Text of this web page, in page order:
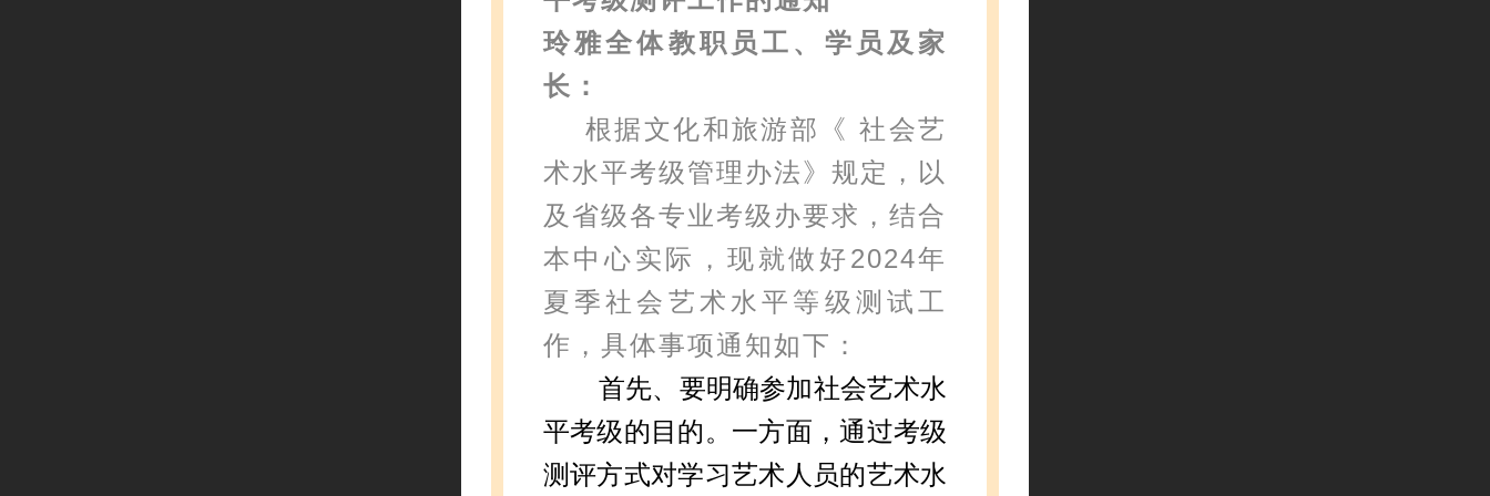
玲雅全体教职员工、学员及家
长：
根据文化和旅游部《 社会艺
术水平考级管理办法》规定，以
及省级各专业考级办要求，结合
本中心实际，现就做好2024年
夏季社会艺术水平等级测试工
作，具体事项通知如下：
首先、要明确参加社会艺术水
平考级的目的。一方面，通过考级
测评方式对学习艺术人员的艺术水